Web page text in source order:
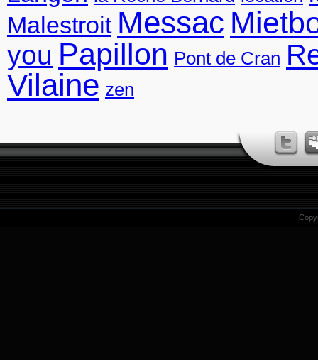
Malestroit Messac
you Papillon Pont de Cran
Vilaine zen